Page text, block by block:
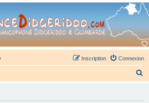
Didgeridoo - retrouvez la communauté.
Connexion
Inscription